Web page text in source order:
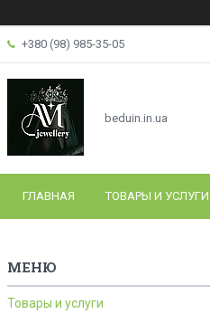
+380 (98) 985-35-05
beduin.in.ua
ГЛАВНАЯ ТОВАРЫ И УСЛУГИ
Товары и услуги